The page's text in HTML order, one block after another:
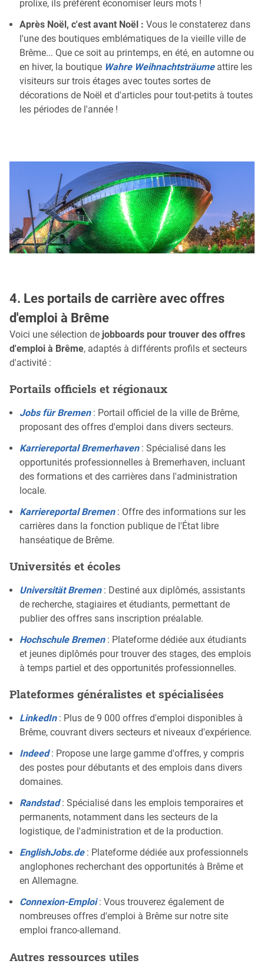
prolixe, ils préfèrent économiser leurs mots !
Après Noël, c'est avant Noël : Vous le constaterez dans
l'une des boutiques emblématiques de la vieille ville de
Brême... Que ce soit au printemps, en été, en automne ou
en hiver, la boutique Wahre Weihnachtsträumeattire les
visiteurs sur trois étages avec toutes sortes de
décorations de Noël et d'articles pour tout-petits à toutes
les périodes de l'année !
4. Les portails de carrière avec offres
d'emploi à Brême
Voici une sélection de jobboards pour trouver des offres
d'emploi à Brême, adaptés à différents profils et secteurs
d'activité :
Portails officiels et régionaux
Jobs für Bremen: Portail officiel de la ville de Brême,
proposant des offres d'emploi dans divers secteurs.
Karriereportal Bremerhaven: Spécialisé dans les
opportunités professionnelles à Bremerhaven, incluant
des formations et des carrières dans l'administration
locale.
Karriereportal Bremen: Offre des informations sur les
carrières dans la fonction publique de l'État libre
hanséatique de Brême.
Universités et écoles
Universität Bremen: Destiné aux diplômés, assistants
de recherche, stagiaires et étudiants, permettant de
publier des offres sans inscription préalable.
Hochschule Bremen: Plateforme dédiée aux étudiants
et jeunes diplômés pour trouver des stages, des emplois
à temps partiel et des opportunités professionnelles.
Plateformes généralistes et spécialisées
LinkedIn: Plus de 9 000 offres d'emploi disponibles à
Brême, couvrant divers secteurs et niveaux d'expérience.
Indeed: Propose une large gamme d'offres, y compris
des postes pour débutants et des emplois dans divers
domaines.
Randstad: Spécialisé dans les emplois temporaires et
permanents, notamment dans les secteurs de la
logistique, de l'administration et de la production.
EnglishJobs.de: Plateforme dédiée aux professionnels
anglophones recherchant des opportunités à Brême et
en Allemagne.
Connexion-Emploi: Vous trouverez également de
nombreuses offres d'emploi à Brême sur notre site
emploi franco-allemand.
Autres ressources utiles